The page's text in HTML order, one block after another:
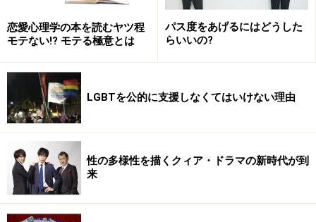
恋愛心理学の本を読むヤツ程
モテない!? モテる極意とは
パス度をあげるにはどうした
らいいの?
LGBTを公的に支援しなくてはいけない理由
性の多様性を描くクィア・ドラマの新時代が到
来